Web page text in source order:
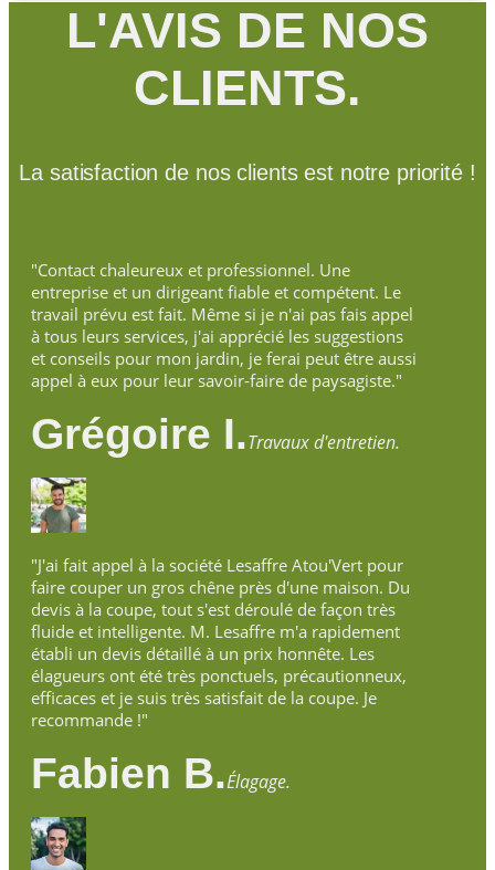
L'AVIS DE NOS
CLIENTS.
La satisfaction de nos clients est notre priorité !
"Contact chaleureux et professionnel. Une
entreprise et un dirigeant fiable et compétent. Le
travail prévu est fait. Même si je n'ai pas fais appel
à tous leurs services, j'ai apprécié les suggestions
et conseils pour mon jardin, je ferai peut être aussi
appel à eux pour leur savoir-faire de paysagiste."
Grégoire I.Travaux d'entretien.
"J'ai fait appel à la société Lesaffre Atou'Vert pour
faire couper un gros chêne près d'une maison. Du
devis à la coupe, tout s'est déroulé de façon très
fluide et intelligente. M. Lesaffre m'a rapidement
établi un devis détaillé à un prix honnête. Les
élagueurs ont été très ponctuels, précautionneux,
efficaces et je suis très satisfait de la coupe. Je
recommande !"
Fabien B.Élagage.